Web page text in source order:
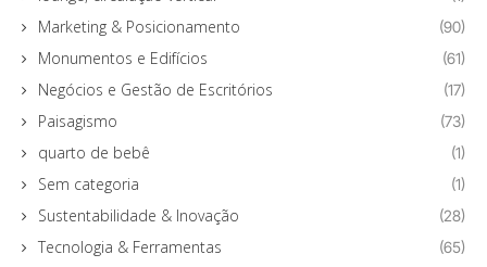
Marketing & Posicionamento (90)
Monumentos e Edifícios (61)
Negócios e Gestão de Escritórios (17)
Paisagismo (73)
quarto de bebê (1)
Sem categoria (1)
Sustentabilidade & Inovação (28)
Tecnologia & Ferramentas (65)